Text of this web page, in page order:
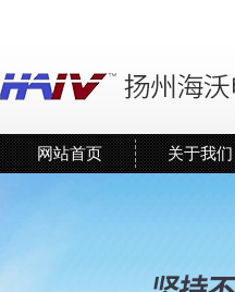
网站首页 关于我们